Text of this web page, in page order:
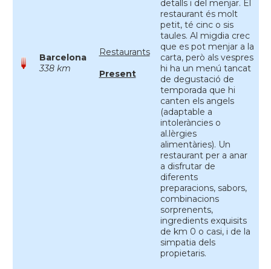
Barcelona
338 km
Restaurants
Present
detalls i del menjar. El
restaurant és molt
petit, té cinc o sis
taules. Al migdia crec
que es pot menjar a la
carta, però als vespres
hi ha un menú tancat
de degustació de
temporada que hi
canten els angels
(adaptable a
intoleràncies o
al.lèrgies
alimentàries). Un
restaurant per a anar
a disfrutar de
diferents
preparacions, sabors,
combinacions
sorprenents,
ingredients exquisits
de km 0 o casi, i de la
simpatia dels
propietaris.